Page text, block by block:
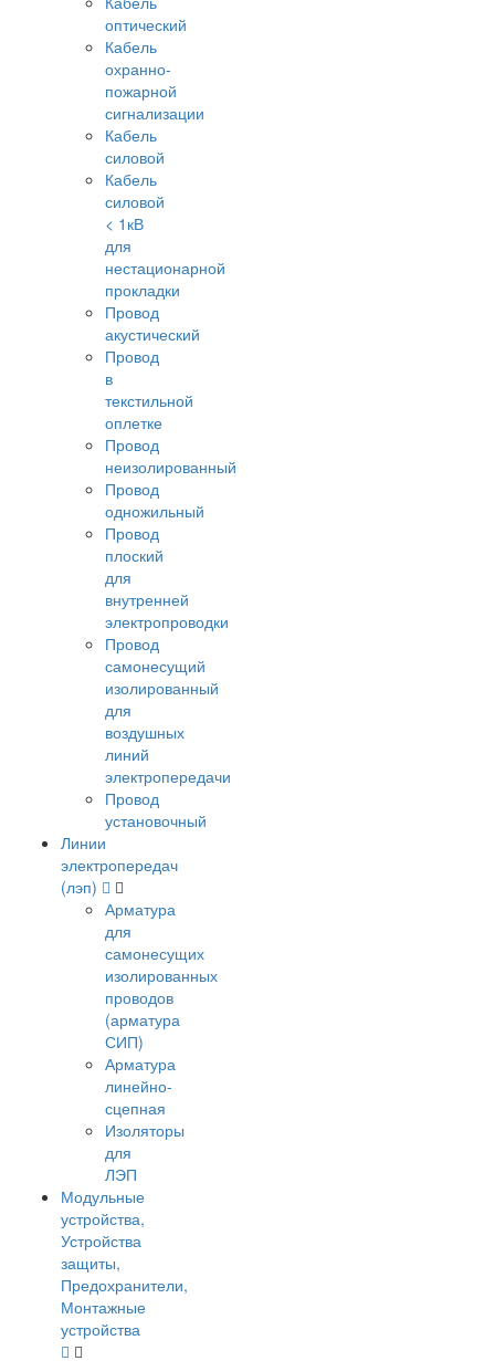
оптический
Кабель
охранно-
пожарной
сигнализации
Кабель
силовой
Кабель
силовой
< 1кВ
для
нестационарной
прокладки
Провод
акустический
Провод
в
текстильной
оплетке
Провод
неизолированный
Провод
одножильный
Провод
плоский
для
внутренней
электропроводки
Провод
самонесущий
изолированный
для
воздушных
линий
электропередачи
Провод
установочный
Линии
электропередач
(лэп)
Арматура
для
самонесущих
изолированных
проводов
(арматура
СИП)
Арматура
линейно-
сцепная
Изоляторы
для
ЛЭП
Модульные
устройства,
Устройства
защиты,
Предохранители,
Монтажные
устройства